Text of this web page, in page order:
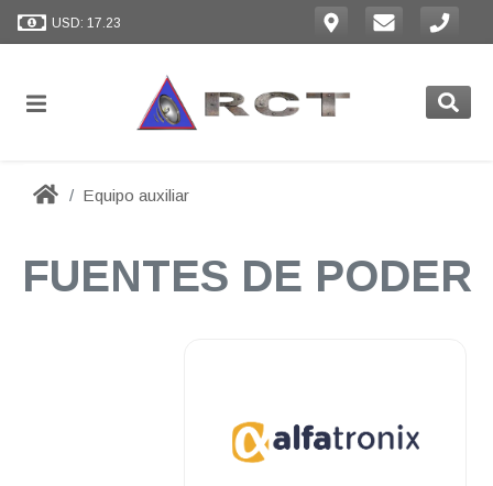
USD: 17.23
Equipo auxiliar
FUENTES DE PODER